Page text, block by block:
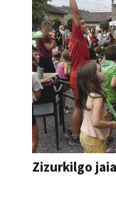
Zizurkilgo